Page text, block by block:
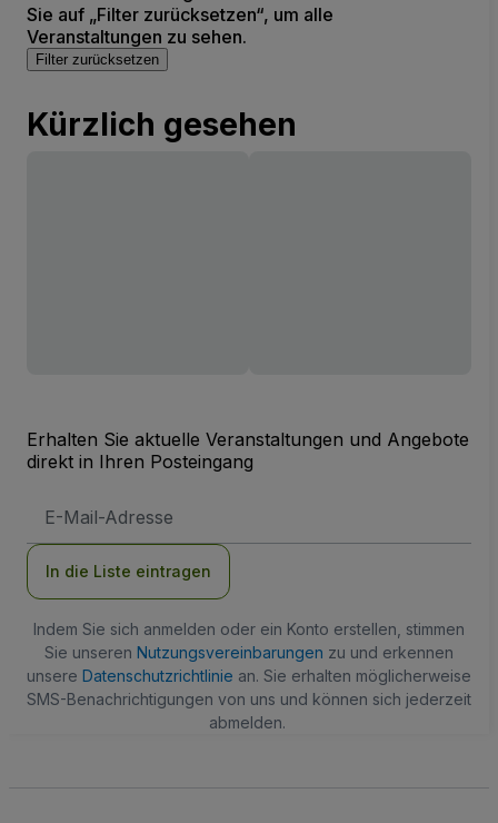
Sie auf „Filter zurücksetzen“, um alle
Veranstaltungen zu sehen.
Filter zurücksetzen
Kürzlich gesehen
Erhalten Sie aktuelle Veranstaltungen und Angebote
direkt in Ihren Posteingang
Mail-
In die Liste eintragen
Indem Sie sich anmelden oder ein Konto erstellen, stimmen
Sie unseren Nutzungsvereinbarungen zu und erkennen
unsere Datenschutzrichtlinie an. Sie erhalten möglicherweise
SMS-Benachrichtigungen von uns und können sich jederzeit
abmelden.